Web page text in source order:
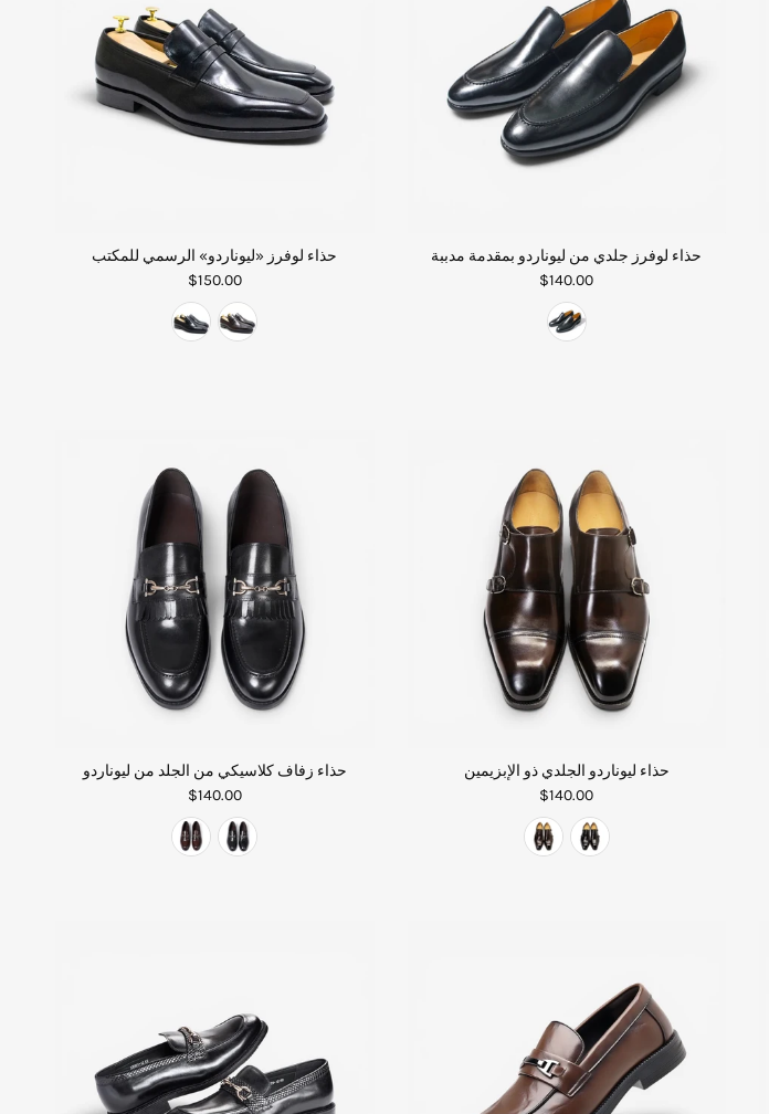
حذاء لوفرز جلدي من ليوناردو بمقدمة مدببة
$140.00
حذاء لوفرز «ليوناردو» الرسمي للمكتب
$150.00
حذاء ليوناردو الجلدي ذو الإبزيمين
$140.00
حذاء زفاف كلاسيكي من الجلد من ليوناردو
$140.00